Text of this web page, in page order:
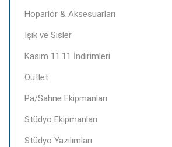
Hoparlör & Aksesuarları
Işık ve Sisler
Kasım 11.11 İndirimleri
Outlet
Pa/Sahne Ekipmanları
Stüdyo Ekipmanları
Stüdyo Yazılımları